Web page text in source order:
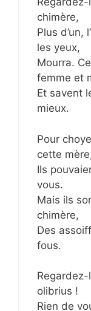
chimère,
Plus d’un,
les yeux,
Mourra.
femme et
Et savent
mieux.
Pour
cette
Ils
vous.
Mais ils
chimère,
Des
fous.
olibrius !
Rien de